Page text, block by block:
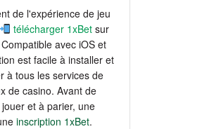
de l'expérience de jeu
télécharger 1xBet sur
avec iOS et
est facile à installer et
à tous les services de
de casino. Avant de
et à parier, une
inscription 1xBet.